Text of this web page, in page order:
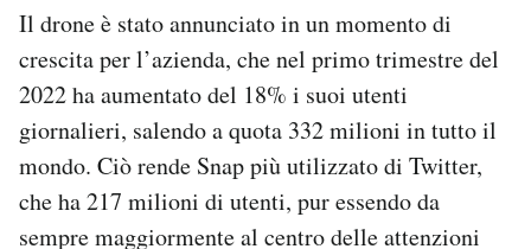
Il drone è stato annunciato in un momento di
crescita per l’azienda, che nel primo trimestre del
2022 ha aumentato del 18% i suoi utenti
giornalieri, salendo a quota 332 milioni in tutto il
mondo. Ciò rende Snap più utilizzato di Twitter,
che ha 217 milioni di utenti, pur essendo da
sempre maggiormente al centro delle attenzioni